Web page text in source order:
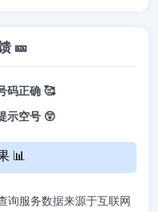
🎫
码正确 🥰
示空号 😲
📊
询服务数据来源于互联网